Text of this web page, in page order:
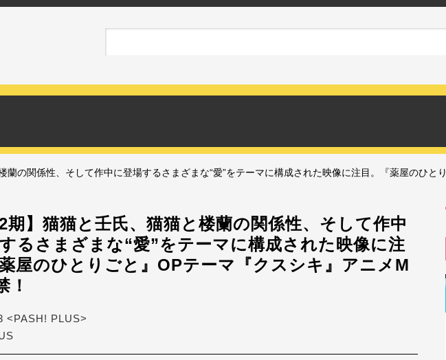
蘭の関係性、そして作中に登場するさまざまな“愛”をテーマに構成された映像に注目。『薬屋のひとり
2期】猫猫と壬氏、猫猫と楼蘭の関係性、そして作中
るさまざまな“愛”をテーマに構成された映像に注
屋のひとりごと』OPテーマ『クスシキ』アニメM
！
<PASH! PLUS>